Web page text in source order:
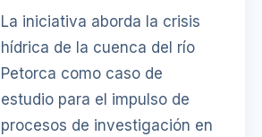
La iniciativa aborda la crisis
hídrica de la cuenca del río
Petorca como caso de
estudio para el impulso de
procesos de investigación en